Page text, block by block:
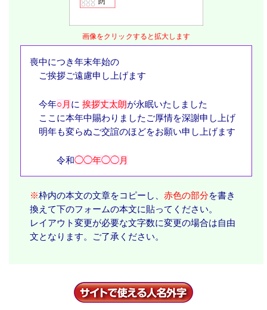
画像をクリックすると拡大します
喪中につき年末年始の
ご挨拶ご遠慮申し上げます
今年○月 に 挨拶丈太朗が永眠いたしました
ここに本年中賜わりましたご厚情を深謝申し上げ
明年も変らぬご交誼のほどをお願い申し上げます
令和◯◯年◯◯月
※枠内の本文の文章をコピーし、赤色の部分を書き
換えて下のフォームの本文に貼ってください。
レイアウト変更が必要な文字数に変更の場合は自由
文となります。ご了承ください。